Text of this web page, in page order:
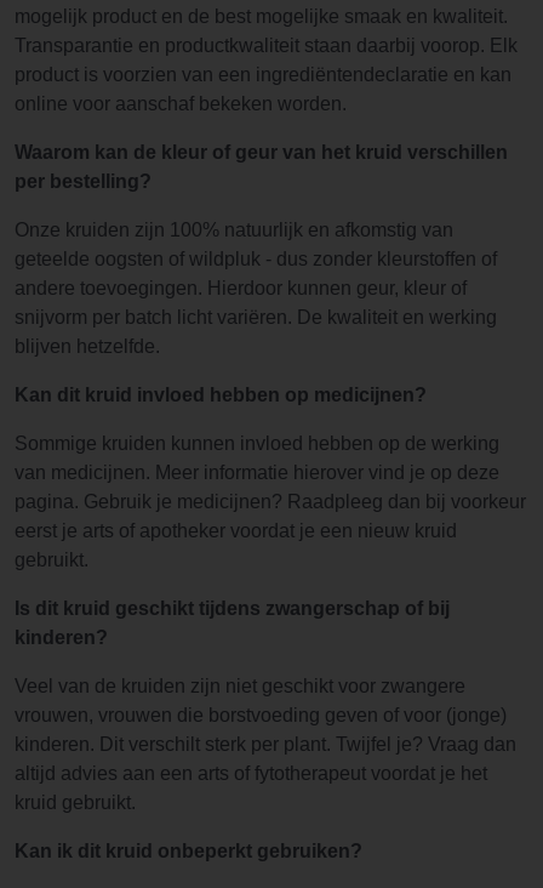
mogelijk product en de best mogelijke smaak en kwaliteit.
Transparantie en productkwaliteit staan daarbij voorop. Elk
product is voorzien van een ingrediëntendeclaratie en kan
online voor aanschaf bekeken worden.
Waarom kan de kleur of geur van het kruid verschillen
per bestelling?
Onze kruiden zijn 100% natuurlijk en afkomstig van
geteelde oogsten of wildpluk - dus zonder kleurstoffen of
andere toevoegingen. Hierdoor kunnen geur, kleur of
snijvorm per batch licht variëren. De kwaliteit en werking
blijven hetzelfde.
Kan dit kruid invloed hebben op medicijnen?
Sommige kruiden kunnen invloed hebben op de werking
van medicijnen. Meer informatie hierover vind je op deze
pagina. Gebruik je medicijnen? Raadpleeg dan bij voorkeur
eerst je arts of apotheker voordat je een nieuw kruid
gebruikt.
Is dit kruid geschikt tijdens zwangerschap of bij
kinderen?
Veel van de kruiden zijn niet geschikt voor zwangere
vrouwen, vrouwen die borstvoeding geven of voor (jonge)
kinderen. Dit verschilt sterk per plant. Twijfel je? Vraag dan
altijd advies aan een arts of fytotherapeut voordat je het
kruid gebruikt.
Kan ik dit kruid onbeperkt gebruiken?